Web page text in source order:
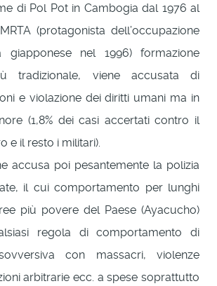
di Pol Pot in Cambogia dal 1976 al
(protagonista dell’occupazione
giapponese nel 1996) formazione
tradizionale, viene accusata di
e violazione dei diritti umani ma in
(1,8% dei casi accertati contro il
e il resto i militari).
accusa poi pesantemente la polizia
il cui comportamento per lunghi
più povere del Paese (Ayacucho)
regola di comportamento di
con massacri, violenze
arbitrarie ecc. a spese soprattutto